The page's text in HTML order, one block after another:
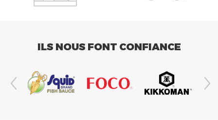
ILS NOUS FONT CONFIANCE